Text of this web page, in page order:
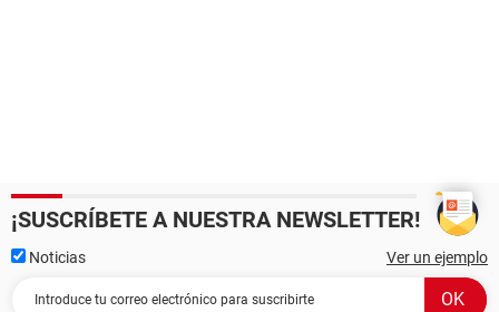
¡SUSCRÍBETE A NUESTRA NEWSLETTER!
Noticias Ver un ejemplo